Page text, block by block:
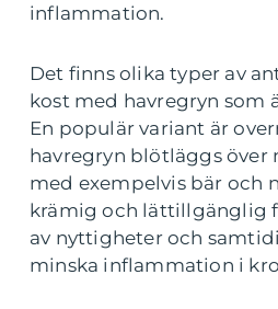
inflammation.
Det finns olika typer av
kost med havregryn som
En populär variant är
havregryn blötläggs över
med exempelvis bär och
krämig och lättillgänglig
av nyttigheter och
minska inflammation i